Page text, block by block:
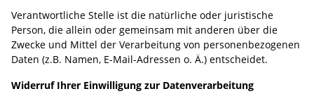
Verantwortliche Stelle ist die natürliche oder juristische
Person, die allein oder gemeinsam mit anderen über die
Zwecke und Mittel der Verarbeitung von personenbezogenen
Daten (z.B. Namen, E-Mail-Adressen o. Ä.) entscheidet.
Widerruf Ihrer Einwilligung zur Datenverarbeitung